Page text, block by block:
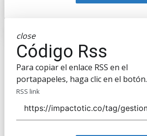
close
Código Rss
Para copiar el enlace RSS en el
portapapeles, haga clic en el botón.
RSS link